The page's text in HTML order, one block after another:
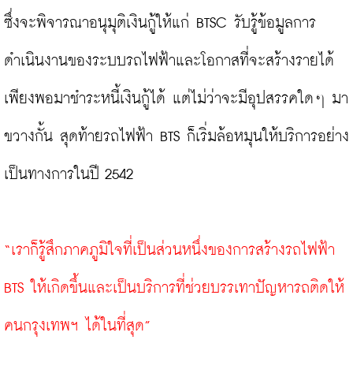
ซึ่งจะพิจารณาอนุมุติเงินกู้ให้แก่ BTSC รับรู้ข้อมูลการ
ดำเนินงานของระบบรถไฟฟ้าและโอกาสที่จะสร้างรายได้
เพียงพอมาชำระหนี้เงินกู้ได้ แต่ไม่ว่าจะมีอุปสรรคใดๆ มา
ขวางกั้น สุดท้ายรถไฟฟ้า BTS ก็เริ่มล้อหมุนให้บริการอย่าง
เป็นทางการในปี 2542
“เราก็รู้สึกภาคภูมิใจที่เป็นส่วนหนึ่งของการสร้างรถไฟฟ้า
BTS ให้เกิดขึ้นและเป็นบริการที่ช่วยบรรเทาปัญหารถติดให้
คนกรุงเทพฯ ได้ในที่สุด”